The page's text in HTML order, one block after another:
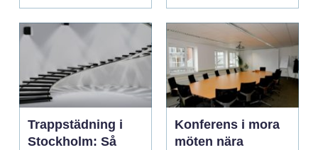
Trappstädning i
Stockholm: Så
Konferens i mora
möten nära